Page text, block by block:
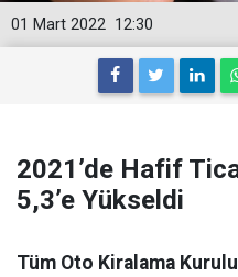
12:30
01 Mart 2022
2021’de Hafif
5,3’e Yükseldi
Tüm Oto Kiralama